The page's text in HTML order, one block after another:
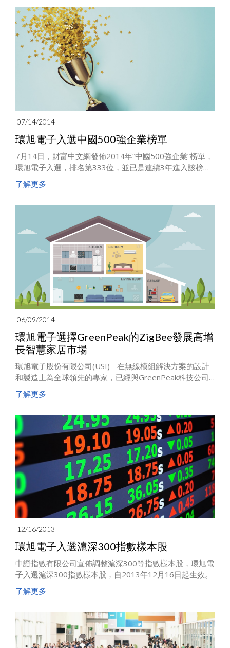
07/14/2014
環旭電子入選中國500強企業榜單
7月14日，財富中文網發佈2014年“中國500強企業”榜單，
環旭電子入選，排名第333位，並已是連續3年進入該榜
單。
了解更多
06/09/2014
環旭電子選擇GreenPeak的ZigBee發展高增
長智慧家居市場
環旭電子股份有限公司(USI) - 在無線模組解決方案的設計
和製造上為全球領先的專家，已經與GreenPeak科技公司
(領導智慧家居低功率無線電通信半導體公司)，開發出專屬
智慧家居感測器所用的高效能、低成本的ZigBee模組。
了解更多
12/16/2013
環旭電子入選滬深300指數樣本股
中證指數有限公司宣佈調整滬深300等指數樣本股，環旭電
子入選滬深300指數樣本股，自2013年12月16日起生效。
了解更多